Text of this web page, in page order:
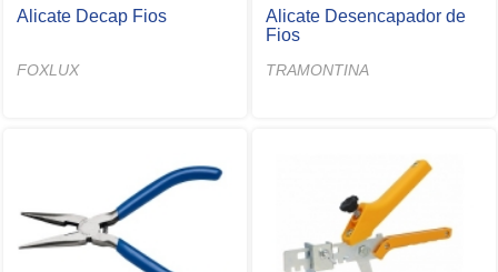
Alicate Decap Fios
FOXLUX
Alicate Desencapador de
Fios
TRAMONTINA